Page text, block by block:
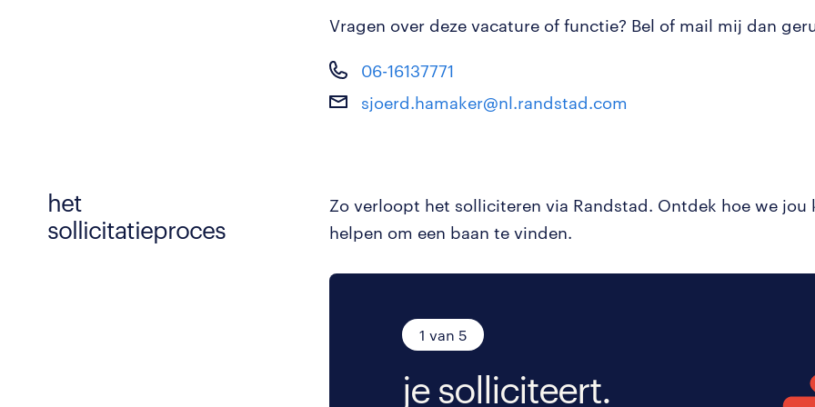
Vragen over deze vacature of functie? Bel of mail mij dan
06-16137771
sjoerd.hamaker@nl.randstad.com
het
sollicitatieproces
Zo verloopt het solliciteren via Randstad. Ontdek hoe we jou
helpen om een baan te vinden.
1 van 5
je solliciteert.